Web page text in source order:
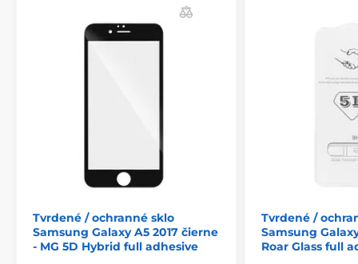
Antistatická prachová fólie/stěrka
Tvrdené / ochranné sklo
Samsung Galaxy A5 2017 čierne
- MG 5D Hybrid full adhesive
Tvrdené /
Samsung
Roar Glass full